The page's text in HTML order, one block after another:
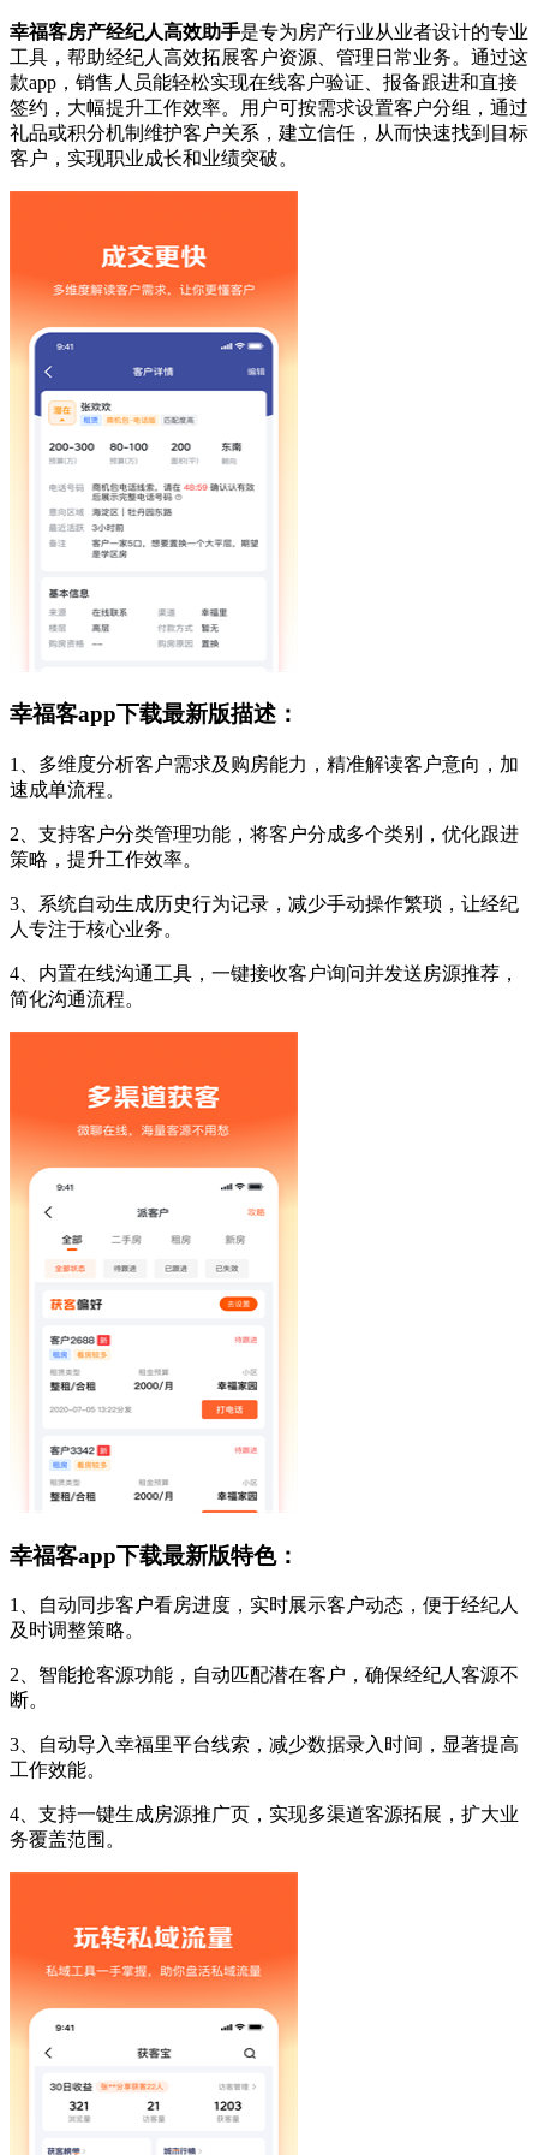
幸福客房产经纪人高效助手是专为房产行业从业者设计的专业
工具，帮助经纪人高效拓展客户资源、管理日常业务。通过这
款app，销售人员能轻松实现在线客户验证、报备跟进和直接
签约，大幅提升工作效率。用户可按需求设置客户分组，通过
礼品或积分机制维护客户关系，建立信任，从而快速找到目标
客户，实现职业成长和业绩突破。
幸福客app下载最新版描述：
1、多维度分析客户需求及购房能力，精准解读客户意向，加
速成单流程。
2、支持客户分类管理功能，将客户分成多个类别，优化跟进
策略，提升工作效率。
3、系统自动生成历史行为记录，减少手动操作繁琐，让经纪
人专注于核心业务。
4、内置在线沟通工具，一键接收客户询问并发送房源推荐，
简化沟通流程。
幸福客app下载最新版特色：
1、自动同步客户看房进度，实时展示客户动态，便于经纪人
及时调整策略。
2、智能抢客源功能，自动匹配潜在客户，确保经纪人客源不
断。
3、自动导入幸福里平台线索，减少数据录入时间，显著提高
工作效能。
4、支持一键生成房源推广页，实现多渠道客源拓展，扩大业
务覆盖范围。